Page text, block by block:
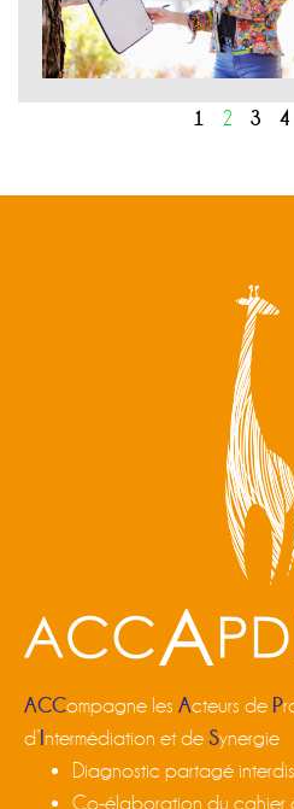
1 2 3 4
ACCompagne les Acteurs de P
d’ ntermédiation et de Synergie
Diagnostic partagé
Co-élaboration du cahier